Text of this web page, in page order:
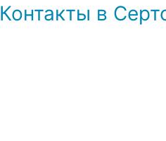
Контакты в